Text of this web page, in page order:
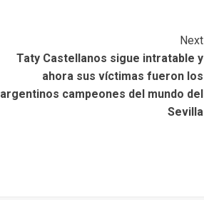
Next
Taty Castellanos sigue intratable y
ahora sus víctimas fueron los
argentinos campeones del mundo del
Sevilla